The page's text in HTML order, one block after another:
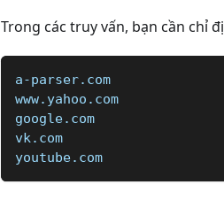
Trong các truy vấn, bạn cần chỉ
a-parser.com
www.yahoo.com
google.com
vk.com
youtube.com